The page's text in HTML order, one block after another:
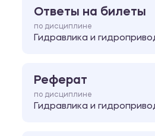
Ответы на билеты
по дисциплине
Гидравлика и
Реферат
по дисциплине
Гидравлика и